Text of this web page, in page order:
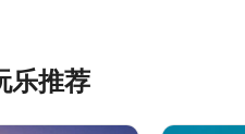
乐推荐